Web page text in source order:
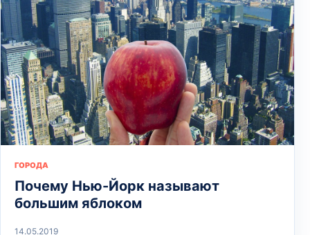
ГОРОДА
Почему Нью-Йорк называют
большим яблоком
14.05.2019